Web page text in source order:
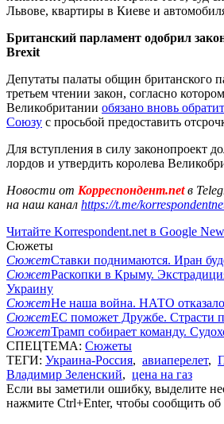
Львове, квартиры в Киеве и
Британский парламент одобрил
Brexit
Депутаты палаты общин британского
третьем чтении закон, согласно
Великобритании обязано вновь
Союзу с просьбой предоставить
Для вступления в силу законопроект
лордов и утвердить королева
Новости от Корреспондент.netв
на наш канал https://t.me/
Читайте Korrespondent.net в Google
Сюжеты
СюжетСтавки поднимаются. Иран
СюжетРаскопки в Крыму.
Украину
СюжетНе наша война. НАТО
СюжетЕС поможет Дружбе. Страсти
СюжетТрамп собирает команду.
СПЕЦТЕМА: Сюжеты
ТЕГИ: Украина-Россия, авиаперелет,
Владимир Зеленский, цена на газ
Если вы заметили ошибку, выделите
нажмите Ctrl+Enter, чтобы сообщить об